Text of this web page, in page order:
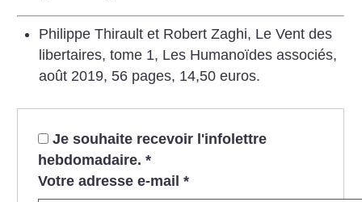
Philippe Thirault et Robert Zaghi, Le Vent des
libertaires, tome 1, Les Humanoïdes associés,
août 2019, 56 pages, 14,50 euros.
Je souhaite recevoir l'infolettre
hebdomadaire. *
Votre adresse e-mail *